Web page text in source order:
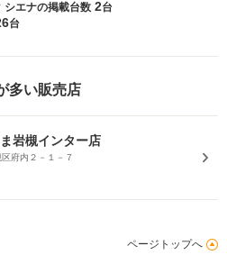
シエナの掲載台数 2台
台
多い販売店
岩槻インター店
府内２－１－７
ページトップへ